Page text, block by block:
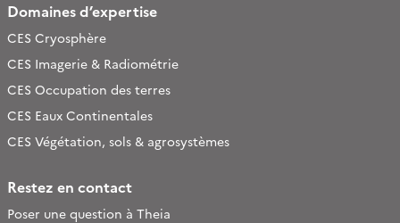
Domaines d’expertise
CES Cryosphère
CES Imagerie & Radiométrie
CES Occupation des terres
CES Eaux Continentales
CES Végétation, sols & agrosystèmes
Restez en contact
Poser une question à Theia